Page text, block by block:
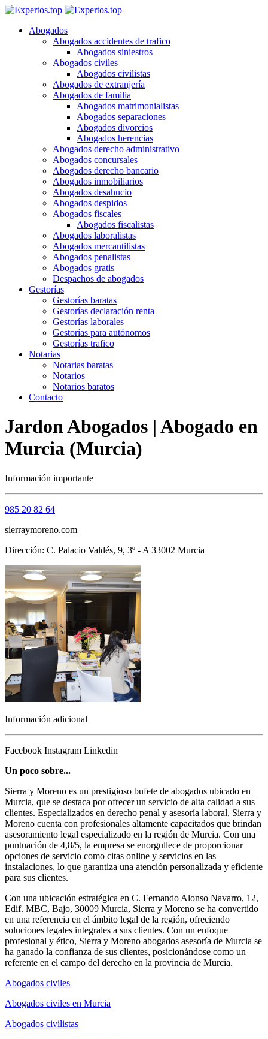
Abogados
Abogados accidentes de trafico
Abogados siniestros
Abogados civiles
Abogados civilistas
Abogados de extranjería
Abogados de familia
Abogados matrimonialistas
Abogados separaciones
Abogados divorcios
Abogados herencias
Abogados derecho administrativo
Abogados concursales
Abogados derecho bancario
Abogados inmobiliarios
Abogados desahucio
Abogados despidos
Abogados fiscales
Abogados fiscalistas
Abogados laboralistas
Abogados mercantilistas
Abogados penalistas
Abogados gratis
Despachos de abogados
Gestorías
Gestorías baratas
Gestorías declaración renta
Gestorías laborales
Gestorías para autónomos
Gestorías trafico
Notarias
Notarias baratas
Notarios
Notarios baratos
Contacto
Jardon Abogados | Abogado en
Murcia (Murcia)
Información importante
985 20 82 64
sierraymoreno.com
Dirección: C. Palacio Valdés, 9, 3º - A 33002 Murcia
Información adicional
Facebook Instagram Linkedin
Un poco sobre...
Sierra y Moreno es un prestigioso bufete de abogados ubicado en
Murcia, que se destaca por ofrecer un servicio de alta calidad a sus
clientes. Especializados en derecho penal y asesoría laboral, Sierra y
Moreno cuenta con profesionales altamente capacitados que brindan
asesoramiento legal especializado en la región de Murcia. Con una
puntuación de 4,8/5, la empresa se enorgullece de proporcionar
opciones de servicio como citas online y servicios en las
instalaciones, lo que garantiza una atención personalizada y eficiente
para sus clientes.
Con una ubicación estratégica en C. Fernando Alonso Navarro, 12,
Edif. MBC, Bajo, 30009 Murcia, Sierra y Moreno se ha convertido
en una referencia en el ámbito legal de la región, ofreciendo
soluciones legales integrales a sus clientes. Con un enfoque
profesional y ético, Sierra y Moreno abogados asesoría de Murcia se
ha ganado la confianza de sus clientes, posicionándose como un
referente en el campo del derecho en la provincia de Murcia.
Abogados civiles
Abogados civiles en Murcia
Abogados civilistas